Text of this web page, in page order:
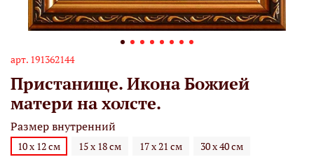
арт. 191362144
Пристанище. Икона Божией
матери на холсте.
Размер внутренний
10 х 12 см 15 х 18 см 17 х 21 см 30 х 40 см